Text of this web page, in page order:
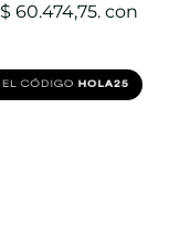
$ 60.474,75. con